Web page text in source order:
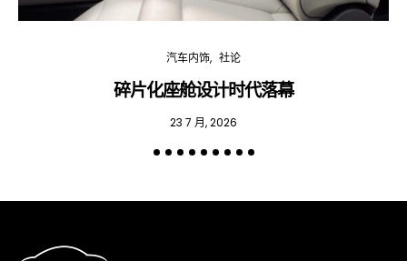
汽车内饰 社论
碎片化座舱设计时代落幕
23 7 月, 2026